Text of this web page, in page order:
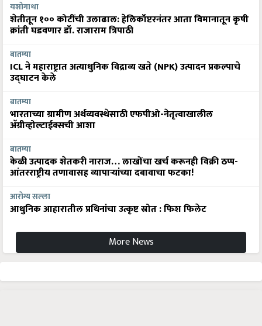
यशोगाथा
शेतीतून १०० कोटींची उलाढाल: हेलिकॉप्टरनंतर आता विमानातून कृषी
क्रांती घडवणार डॉ. राजाराम त्रिपाठी
बातम्या
ICL ने महाराष्ट्रात अत्याधुनिक विद्राव्य खते (NPK) उत्पादन प्रकल्पाचे
उद्घाटन केले
बातम्या
भारताच्या ग्रामीण अर्थव्यवस्थेसाठी एफपीओ-नेतृत्वाखालील
अ‍ॅग्रीव्होल्टाईक्सची आशा
बातम्या
केळी उत्पादक शेतकरी नाराज… लाखोंचा खर्च करूनही विक्री ठप्प-
आंतरराष्ट्रीय तणावासह व्यापाऱ्यांच्या दबावाचा फटका!
आरोग्य सल्ला
आधुनिक आहारातील प्रथिनांचा उत्कृष्ट स्रोत : फिश फिलेट
More News